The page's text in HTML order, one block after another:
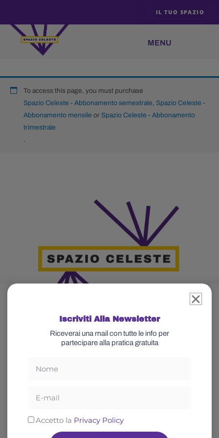
contenuto
IL TUO SPAZIO
To access this page, you must purchase
Spazio Celeste - Abbonamento semestrale, Spazio Celeste -
Abbonamento mensile or Spazio Celeste - Abbonamento
trimestrale
.
Glossario
Cos’è lo yoga
Spiritualità
Rilassamento
Abbonati
Blog
Iscriviti Alla Newsletter
Riceverai una mail con tutte le info per
partecipare alla pratica gratuita
Privacy
Accetto la Privacy Policy